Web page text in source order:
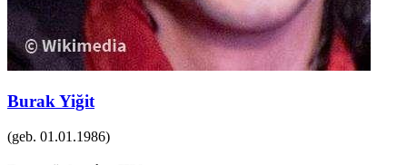
Burak Yiğit
(geb. 01.01.1986)